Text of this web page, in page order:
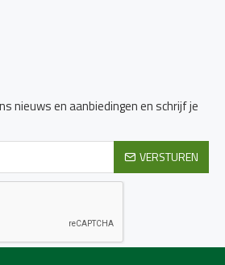
nieuws en aanbiedingen en schrijf je
VERSTUREN